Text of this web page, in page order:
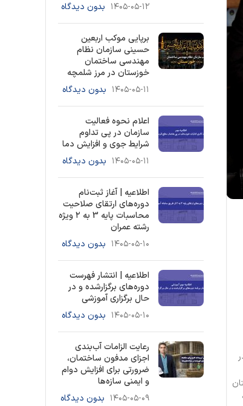
۱۴۰۵-۰۵-۱۲ بدون دیدگاه
برپایی موکب اربعین
حسینی سازمان نظام
مهندسی ساختمان
خوزستان در مرز شلمچه
۱۴۰۵-۰۵-۱۱ بدون دیدگاه
اعلام نحوه فعالیت
سازمان در پی تداوم
شرایط جوی و افزایش دما
۱۴۰۵-۰۵-۱۱ بدون دیدگاه
اطلاعیه | آغاز ثبت‌نام
دوره‌های ارتقای صلاحیت
محاسبات پایه 3 به ۲ ویژه
رشته عمران
۱۴۰۵-۰۵-۱۰ بدون دیدگاه
اطلاعیه | انتشار فهرست
دوره‌های برگزارشده و در
حال برگزاری آموزشی
۱۴۰۵-۰۵-۱۰ بدون دیدگاه
رعایت الزامات آب‌بندی
اجزای مدفون ساختمان،
ضرورتی برای افزایش دوام
و ایمنی سازه‌ها
۱۴۰۵-۰۵-۰۹ بدون دیدگاه